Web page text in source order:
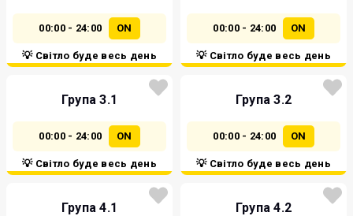
00:00 - 24:00 ON
💡 Світло буде весь день
00:00 - 24:00 ON
💡 Світло буде весь день
Група 3.1
00:00 - 24:00 ON
💡 Світло буде весь день
Група 3.2
00:00 - 24:00 ON
💡 Світло буде весь день
Група 4.1 Група 4.2